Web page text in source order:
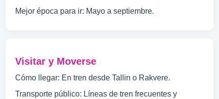
Mejor época para ir: Mayo a septiembre.
Visitar y Moverse
Cómo llegar: En tren desde Tallin o Rakvere.
Transporte público: Líneas de tren frecuentes y